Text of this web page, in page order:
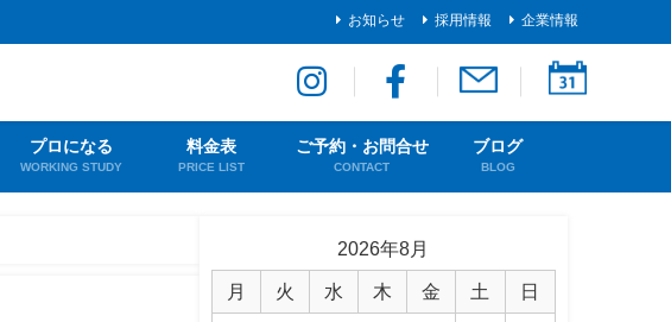
お知らせ 採用情報 企業情報
プロになる
WORKING STUDY
料金表
PRICE LIST
ご予約・お問合せ
CONTACT
ブログ
BLOG
2026年8月
月 火 水 木 金 土 日